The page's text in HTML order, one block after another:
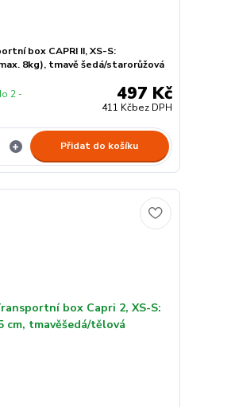
box CAPRI II, XS-S:
8kg), tmavě šedá/starorůžová
497 Kč
411 Kčbez DPH
2 -
Přidat do košíku